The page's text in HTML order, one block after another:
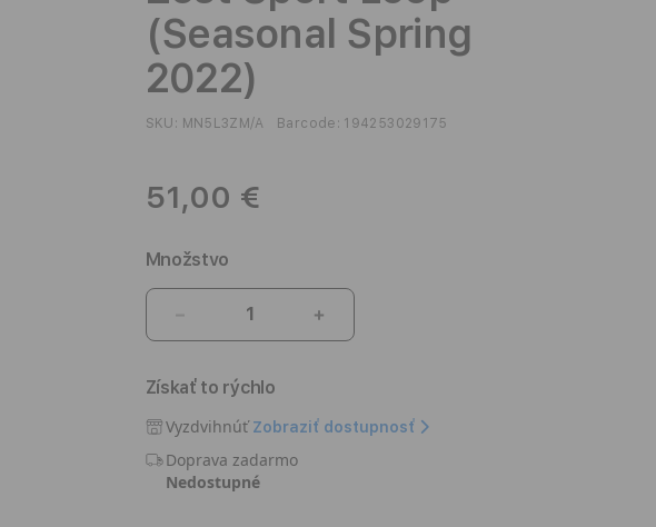
(Seasonal Spring
2022)
SKU: MN5L3ZM/A Barcode: 194253029175
51,00 €
Množstvo
množstvo
Apple
Watch
41mm
Band:
Oat
Zvýšiť
množstvo
Watch
41mm
Získať to rýchlo
Vyzdvihnúť Zobraziť dostupnosť
Doprava zadarmo
Nedostupné